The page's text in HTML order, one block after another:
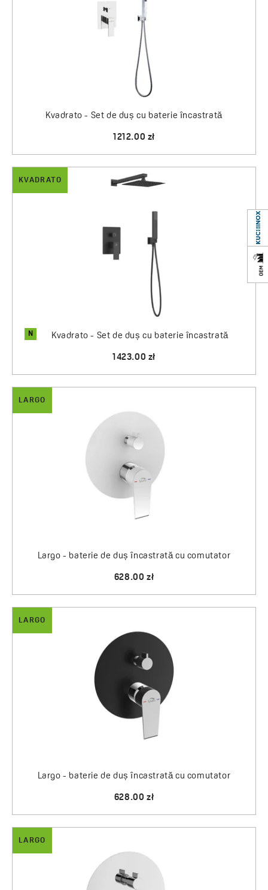
Kvadrato - Set de duș cu baterie încastrată
1212.00 zł
KVADRATO
N Kvadrato - Set de duș cu baterie încastrată
1423.00 zł
LARGO
Largo - baterie de duș încastrată cu comutator
628.00 zł
LARGO
Largo - baterie de duș încastrată cu comutator
628.00 zł
LARGO